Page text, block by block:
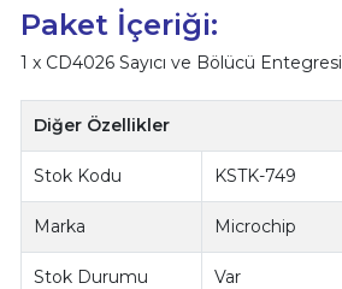
Paket İçeriği:
1 x CD4026 Sayıcı ve Bölücü Entegresi
Diğer Özellikler
Stok Kodu KSTK-749
Marka Microchip
Stok Durumu Var